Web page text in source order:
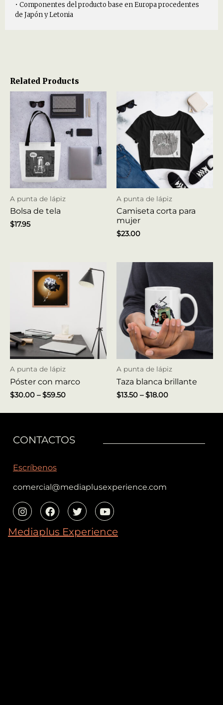
• Componentes del producto base en Europa procedentes
de Japón y Letonia
Related Products
A punta de lápiz
Bolsa de tela
$17.95
A punta de lápiz
Camiseta corta para
mujer
$23.00
A punta de lápiz
Póster con marco
$30.00 –$59.50
A punta de lápiz
Taza blanca brillante
$13.50 –$18.00
CONTACTOS
Escríbenos
comercial@mediaplusexperience.com
Mediaplus Experience